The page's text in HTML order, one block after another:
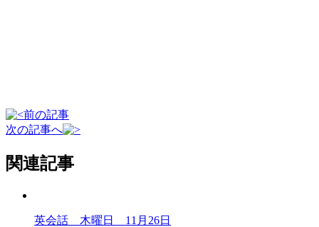
前の記事
次の記事へ
関連記事
英会話 木曜日 11月26日